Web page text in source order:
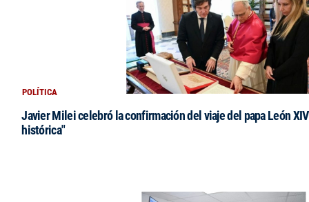
POLÍTICA
Javier Milei celebró la confirmación del viaje del papa León
histórica"